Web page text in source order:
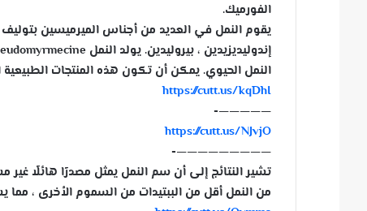
ت
و
الفورميك.
يقوم النمل في العديد من أجناس الميرميسين
النمل الحيوي. يمكن أن تكون هذه المنتجات الطبيعية
https://cutt.us/kqDhI
—————-
https://cutt.us/NJvjO
—————————-
تشير النتائج إلى أن سم النمل يمثل مصدرًا هائلًا غير
من النمل أقل من الببتيدات من السموم الأخرى ،